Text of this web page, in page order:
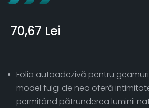
70,67 Lei
Folia autoadezivă pentru
model fulgi de nea oferă
permițând pătrunderea luminii